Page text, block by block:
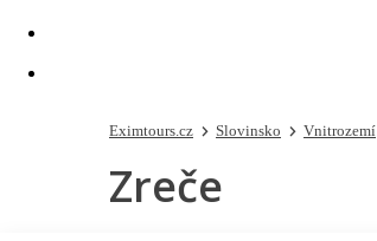
Eximtours.cz Slovinsko Vnitrozemí
Zreče